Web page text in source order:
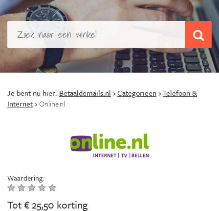
Je bent nu hier: Betaaldemails.nl ›Categoriëen›Telefoon &
Internet›Online.nl
Waardering:
Tot € 25,50 korting